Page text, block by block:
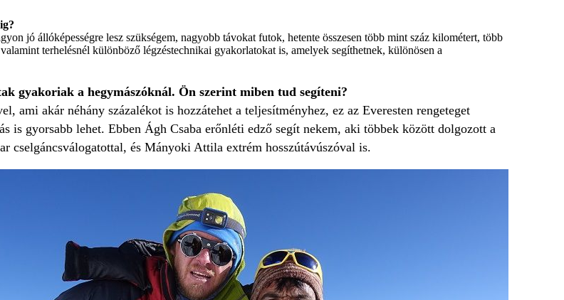
jó állóképességre lesz szükségem, nagyobb távokat futok, hetente összesen több mint száz kilométert, több
terhelésnél különböző légzéstechnikai gyakorlatokat is, amelyek segíthetnek, különösen a
gyakoriak a hegymászóknál. Ön szerint miben tud segíteni?
ami akár néhány százalékot is hozzátehet a teljesítményhez, ez az Everesten rengeteget
is gyorsabb lehet. Ebben Ágh Csaba erőnléti edző segít nekem, aki többek között dolgozott a
cselgáncsválogatottal, és Mányoki Attila extrém hosszútávúszóval is.